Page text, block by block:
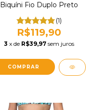
Biquíni Fio Duplo Preto
(1)
R$119,90
3 x de R$39,97 sem juros
COMPRAR